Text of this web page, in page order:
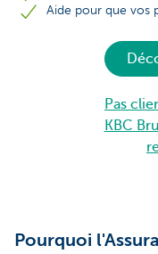
Aide pour que vos
Pas
KBC
Pourquoi